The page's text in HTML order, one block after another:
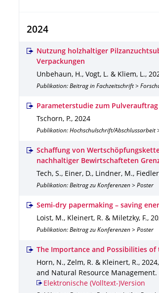
2024
Nutzung holzhaltiger
Verpackungen
Unbehaun, H., Vogt, L. & Kliem, L.,
Publikation: Beitrag in Fachzeitschrift >
Parameterstudie zum
Tschorn, P., 2024
Publikation: Hochschulschrift/Abschlussarbeit
Schaffung von
nachhaltiger Bewirtschafteten
Tech, S., Einer, D., Lindner, M.,
Publikation: Beitrag zu Konferenzen > Poster
Semi-dry papermaking – saving
Loist, M., Kleinert, R. & Miletzky, F.,
Publikation: Beitrag zu Konferenzen > Poster
The Importance and Possibilities
Horn, N., Zelm, R. & Kleinert, R., 2024,
and Natural Resource Management.
Elektronische (Volltext-)Version